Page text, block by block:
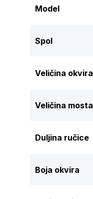
Model
Spol
Veličina okvira
Veličina mosta
Duljina ručice
Boja okvira